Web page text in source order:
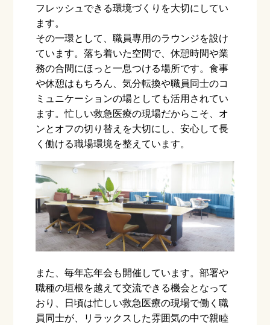
フレッシュできる環境づくりを大切にしてい
ます。
その一環として、職員専用のラウンジを設け
ています。落ち着いた空間で、休憩時間や業
務の合間にほっと一息つける場所です。食事
や休憩はもちろん、気分転換や職員同士のコ
ミュニケーションの場としても活用されてい
ます。忙しい救急医療の現場だからこそ、オ
ンとオフの切り替えを大切にし、安心して長
く働ける職場環境を整えています。
また、毎年忘年会も開催しています。部署や
職種の垣根を越えて交流できる機会となって
おり、日頃は忙しい救急医療の現場で働く職
員同士が、リラックスした雰囲気の中で親睦